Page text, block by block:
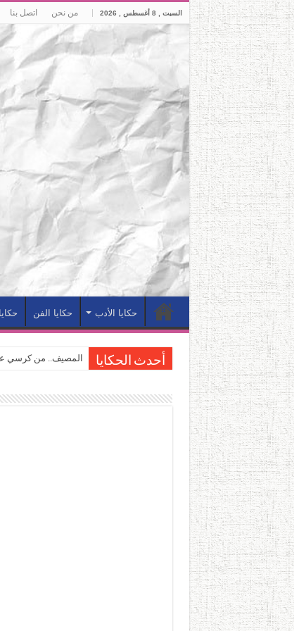
السبت , 8 أغسطس , 2026 من نحن اتصل بنا
حكايا الأدب حكايا الفن
أحدث الحكايا المصيف.. من كرسي
القاهرة «ألف ليلة
“الرحالة العرب